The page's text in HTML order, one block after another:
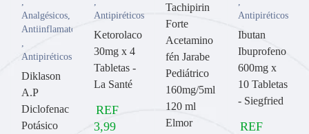
Analgésicos
Antiinflamatorios
Antipiréticos
Diklason
A.P
Diclofenac
Potásico
Antipiréticos
Ketorolaco
30mg x 4
Tabletas -
La Santé
REF
3,99
Tachipirin
Forte
Acetamino
fén Jarabe
Pediátrico
160mg/5ml
120 ml
Elmor
Antipiréticos
Ibutan
Ibuprofeno
600mg x
10 Tabletas
- Siegfried
REF